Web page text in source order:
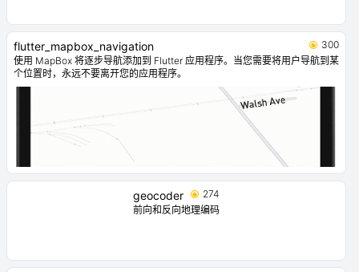
flutter_mapbox_navigation
300
使用 MapBox 将逐步导航添加到 Flutter 应用程序。当您需要将用户导航到某
个位置时，永远不要离开您的应用程序。
geocoder
274
前向和反向地理编码